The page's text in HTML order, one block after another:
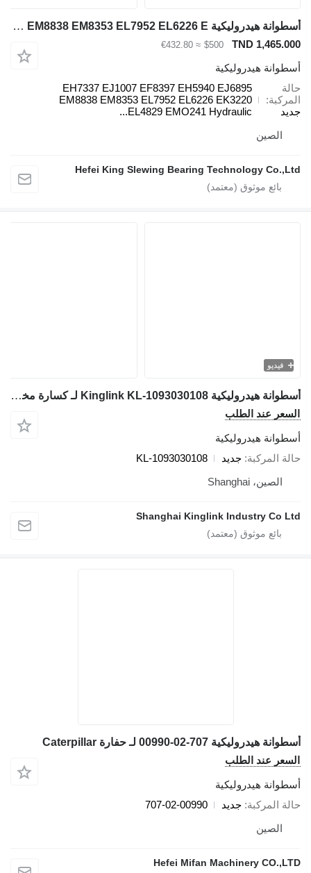
أسطوانة هيدروليكية Komatsu EH7337 EJ1007 EF8397 EH5940 EJ6895 EM8838 EM8353 EL7952 EL6226 E لـ حفارة صغيرة Komatsu HD785-7 730E 830E 930E
TND 1,465.000
$500
≈ €432.80
أسطوانة هيدروليكية
حالة
المركبة
جديد
EH7337 EJ1007 EF8397 EH5940 EJ6895
EM8838 EM8353 EL7952 EL6226 EK3220
EL4829 EMO241 Hydraulic...
الصين
Hefei King Slewing Bearing Technology Co.,Ltd
فيديو
أسطوانة هيدروليكية Kinglink KL-1093030108 لـ كسارة مخروطية HP300 Cone Crusher
السعر عند الطلب
أسطوانة هيدروليكية
حالة المركبة جديد
KL-1093030108
الصين، Shanghai
Shanghai Kinglink Industry Co Ltd
أسطوانة هيدروليكية 707-02-00990 لـ حفارة Caterpillar
السعر عند الطلب
أسطوانة هيدروليكية
حالة المركبة جديد
707-02-00990
الصين
Hefei Mifan Machinery CO.,LTD